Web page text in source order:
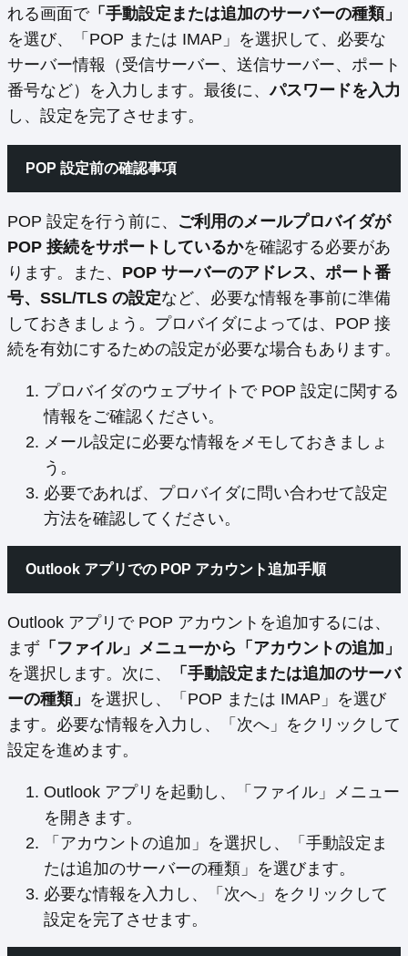
れる画面で「手動設定または追加のサーバーの種類」
を選び、「POP または IMAP」を選択して、必要な
サーバー情報（受信サーバー、送信サーバー、ポート
番号など）を入力します。最後に、パスワードを入力
し、設定を完了させます。
POP 設定前の確認事項
POP 設定を行う前に、 ご利用のメールプロバイダが
POP 接続をサポートしているかを確認する必要があ
ります。また、 POP サーバーのアドレス、ポート番
号、SSL/TLS の設定など、必要な情報を事前に準備
しておきましょう。プロバイダによっては、POP 接
続を有効にするための設定が必要な場合もあります。
プロバイダのウェブサイトで POP 設定に関する
情報をご確認ください。
メール設定に必要な情報をメモしておきましょ
う。
必要であれば、プロバイダに問い合わせて設定
方法を確認してください。
Outlook アプリでの POP アカウント追加手順
Outlook アプリで POP アカウントを追加するには、
まず 「ファイル」メニューから「アカウントの追加」
を選択します。次に、
「手動設定または追加のサーバ
ーの種類」 を選択し、「POP または IMAP」を選び
ます。必要な情報を入力し、「次へ」をクリックして
設定を進めます。
Outlook アプリを起動し、「ファイル」メニュー
を開きます。
「アカウントの追加」を選択し、「手動設定ま
たは追加のサーバーの種類」を選びます。
必要な情報を入力し、「次へ」をクリックして
設定を完了させます。